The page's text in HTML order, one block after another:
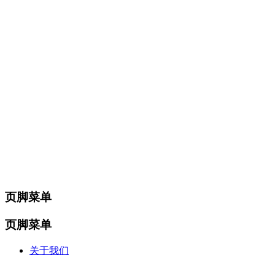
页脚菜单
页脚菜单
关于我们